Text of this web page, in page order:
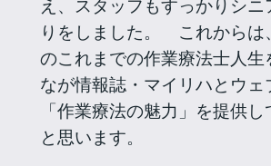
りをしました。 これからは
のこれまでの作業療法士人生
なが情報誌・マイリハとウェ
「作業療法の魅力」を提供
と思います。